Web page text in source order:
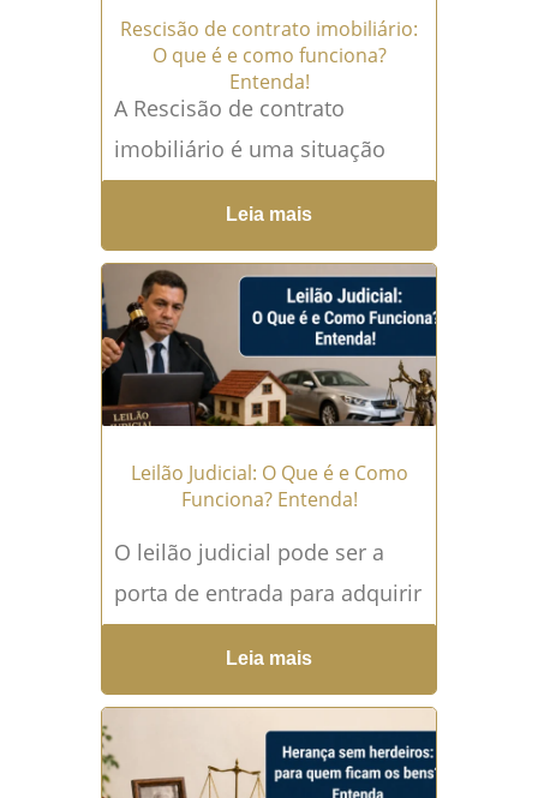
Rescisão de contrato imobiliário:
O que é e como funciona?
Entenda!
A Rescisão de contrato
imobiliário é uma situação
cada vez mais comum no
mercado imobiliário
brasileiro. Seja pela
dificuldade financeira do
comprador, atraso...Leia mais
→
Leia mais
Leilão Judicial: O Que é e Como
Funciona? Entenda!
O leilão judicial pode ser a
porta de entrada para adquirir
imóveis e bens por valores
muito abaixo do mercado,
mas também pode...Leia
mais →
Leia mais